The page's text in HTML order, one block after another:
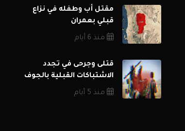
مقتل أب وطفله في نزاع
قبلي بعمران
منذ 6 أيام
قتلى وجرحى في تجدد
الاشتباكات القبلية بالجوف
منذ 5 أيام